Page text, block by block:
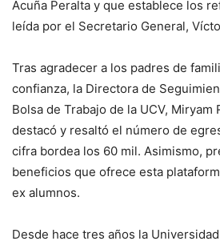
Acuña Peralta y que establece los
leída por el Secretario General,
Tras agradecer a los padres de
confianza, la Directora de
Bolsa de Trabajo de la UCV, Miryam
destacó y resaltó el número de
cifra bordea los 60 mil. Asimismo,
beneficios que ofrece esta
ex alumnos.
Desde hace tres años la